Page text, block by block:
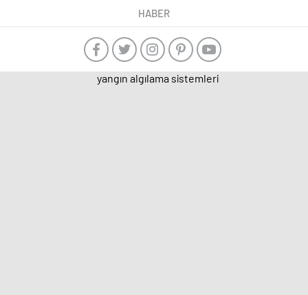
araştırma yaptı
katıldı…’
HABER
yangın algılama sistemleri